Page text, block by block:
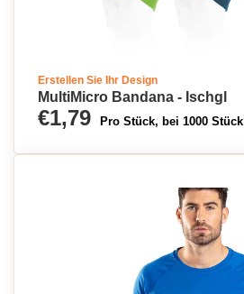
Erstellen Sie Ihr Design
MultiMicro Bandana - Ischgl
€1,79 Pro Stück, bei 1000 Stück